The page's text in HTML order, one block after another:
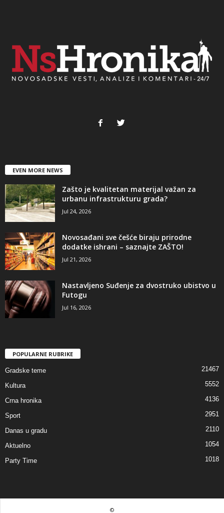
EVEN MORE NEWS
Zašto je kvalitetan materijal važan za
urbanu infrastrukturu grada?
Jul 24, 2026
Novosađani sve češće biraju prirodne
dodatke ishrani – saznajte ZAŠTO!
Jul 21, 2026
Nastavljeno Suđenje za dvostruko ubistvo u
Futogu
Jul 16, 2026
POPULARNE RUBRIKE
Gradske teme 21467
Kultura 5552
Crna hronika 4136
Sport 2951
Danas u gradu 2110
Aktuelno 1054
Party Time 1018
©